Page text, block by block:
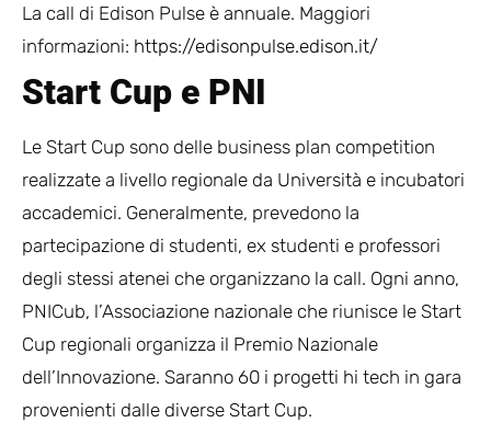
La call di Edison Pulse è annuale. Maggiori
informazioni: https://edisonpulse.edison.it/
Start Cup e PNI
Le Start Cup sono delle business plan competition
realizzate a livello regionale da Università e incubatori
accademici. Generalmente, prevedono la
partecipazione di studenti, ex studenti e professori
degli stessi atenei che organizzano la call. Ogni anno,
PNICub, l’Associazione nazionale che riunisce le Start
Cup regionali organizza il Premio Nazionale
dell’Innovazione. Saranno 60 i progetti hi tech in gara
provenienti dalle diverse Start Cup.